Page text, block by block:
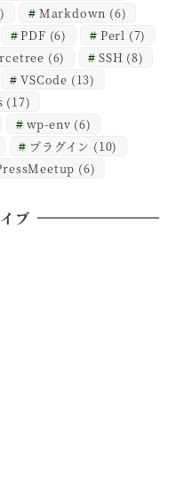
Markdown (6)
PDF (6) Perl (7)
(6) SSH (8)
VSCode (13)
(17)
wp-env (6)
プラグイン (10)
(6)
ブ